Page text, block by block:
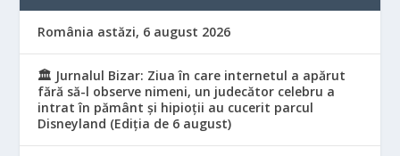
România astăzi, 6 august 2026
🏛️ Jurnalul Bizar: Ziua în care internetul a apărut
fără să-l observe nimeni, un judecător celebru a
intrat în pământ și hipioții au cucerit parcul
Disneyland (Ediția de 6 august)